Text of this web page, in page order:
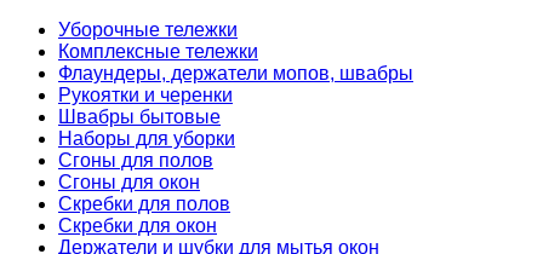
Уборочные тележки
Комплексные тележки
Флаундеры, держатели мопов, швабры
Рукоятки и черенки
Швабры бытовые
Наборы для уборки
Сгоны для полов
Сгоны для окон
Скребки для полов
Скребки для окон
Держатели и шубки для мытья окон